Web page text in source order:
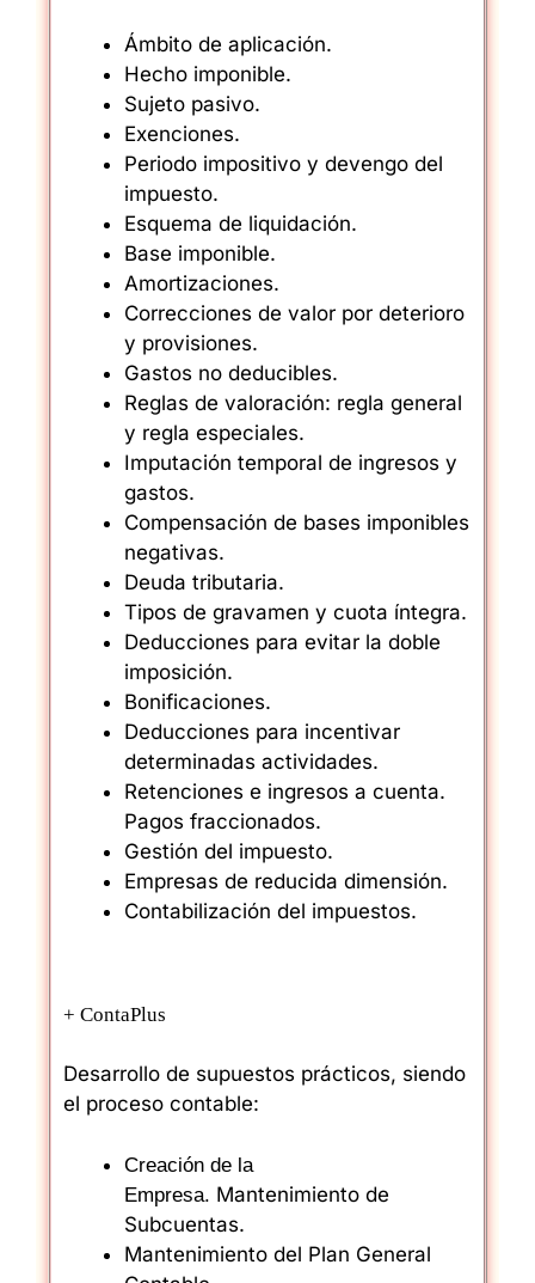
Ámbito de aplicación.
Hecho imponible.
Sujeto pasivo.
Exenciones.
Periodo impositivo y devengo del
impuesto.
Esquema de liquidación.
Base imponible.
Amortizaciones.
Correcciones de valor por deterioro
y provisiones.
Gastos no deducibles.
Reglas de valoración: regla general
y regla especiales.
Imputación temporal de ingresos y
gastos.
Compensación de bases imponibles
negativas.
Deuda tributaria.
Tipos de gravamen y cuota íntegra.
Deducciones para evitar la doble
imposición.
Bonificaciones.
Deducciones para incentivar
determinadas actividades.
Retenciones e ingresos a cuenta.
Pagos fraccionados.
Gestión del impuesto.
Empresas de reducida dimensión.
Contabilización del impuestos.
+ ContaPlus
Desarrollo de supuestos prácticos, siendo
el proceso contable:
Creación de la
Empresa. Mantenimiento de
Subcuentas.
Mantenimiento del Plan General